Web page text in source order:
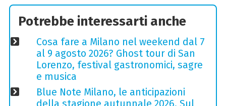
Potrebbe interessarti anche
Cosa fare a Milano nel weekend dal 7
al 9 agosto 2026? Ghost tour di San
Lorenzo, festival gastronomici, sagre
e musica
Blue Note Milano, le anticipazioni